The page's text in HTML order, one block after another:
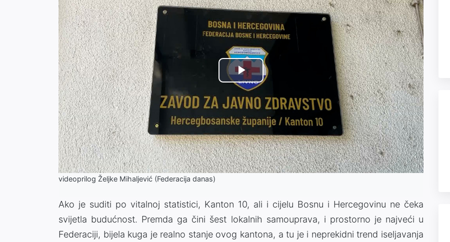
Play
Video
videoprilog Željke Mihaljević (Federacija danas)
Ako je suditi po vitalnoj statistici, Kanton 10, ali i cijelu Bosnu i Hercegovinu ne čeka
svijetla budućnost. Premda ga čini šest lokalnih samouprava, i prostorno je najveći u
Federaciji, bijela kuga je realno stanje ovog kantona, a tu je i neprekidni trend iseljavanja